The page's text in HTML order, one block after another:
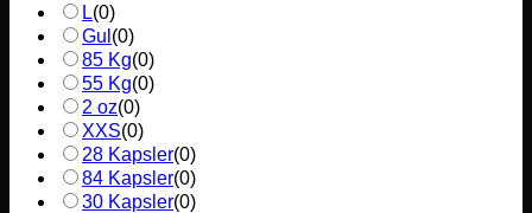
L(0)
Gul (0)
85 Kg(0)
55 Kg(0)
2 oz(0)
XXS(0)
28 Kapsler(0)
84 Kapsler(0)
30 Kapsler(0)